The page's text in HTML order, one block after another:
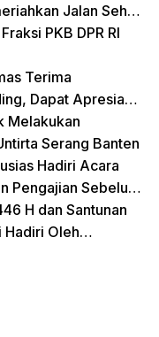
Jalan Sehat
PKB DPR RI
Terima
Dapat Apresiasi
Keagamaan
Melakukan
Serang Banten
Hadiri Acara
Pengajian Sebelum
H dan Santunan
Hadiri Oleh